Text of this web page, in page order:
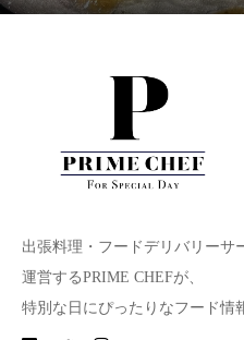
出張料理・フードデリバリーサ
運営するPRIME CHEFが、
特別な日にぴったりなフード情